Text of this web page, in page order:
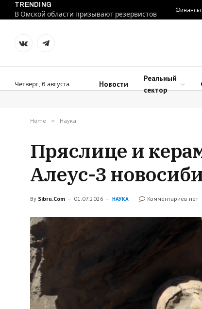
TRENDING
В Омской области призывают резервистов
Финансы
VKontakteTelegram
Четверг, 6 августа Новости
Реальный
сектор
Home » Наука
Пряслице и
Алеус-3
By Sibru.Com 01.07.2026 НАУКА Комментариев нет